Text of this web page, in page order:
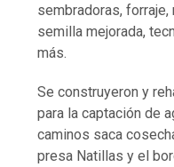
sembradoras,
semilla mejorada,
más.
Se construyeron y
para la captación de
caminos saca
presa Natillas y el